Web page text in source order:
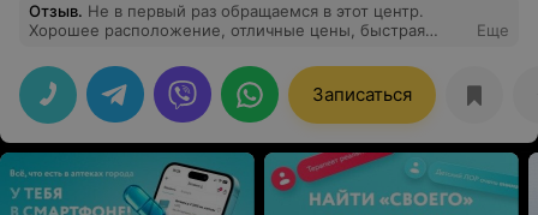
Отзыв. Не в первый раз обращаемся в этот центр.
Хорошее расположение, отличные цены, быстрая
Еще
Записаться